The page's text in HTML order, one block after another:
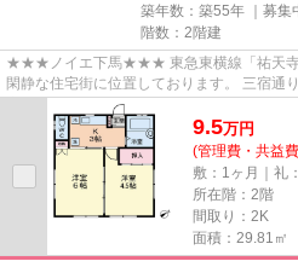
築年数：築55年 ｜募集
階数：2階建
★★★ノイエ下馬★★★ 東急東横線「祐天寺
閑静な住宅街に位置しております。 三宿通
立派な緑道や、カフェなどゆっ...
9.5万円
(管理費・共益
敷：1ヶ月｜礼
所在階：2階
間取り：2K
面積：29.81㎡